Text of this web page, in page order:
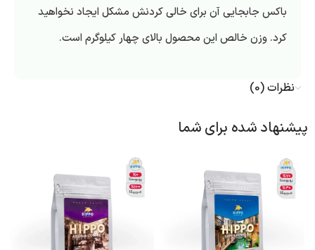
باکس جابجایی آن برای خالی کردنش مشکل ایجاد نخواهید
کرد. وزن خالص این محصول بالای چهار کیلوگرم است.
نظرات (0)
پیشنهاد شده برای شما